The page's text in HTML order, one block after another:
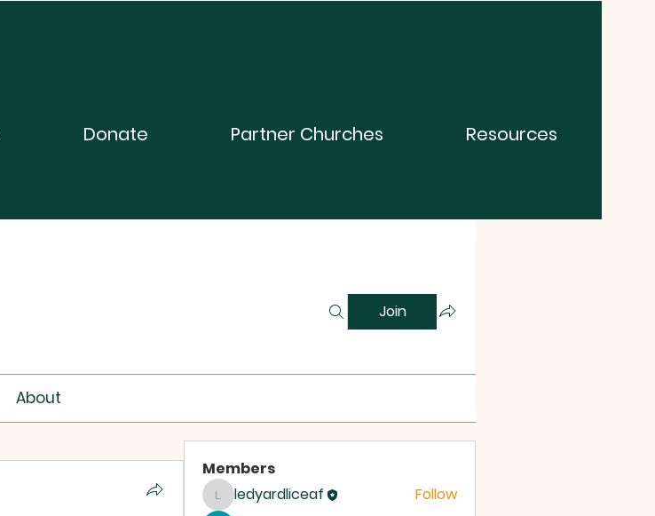
Donate Partner Churches Resources
Join
About
Members
ledyardliceaf
ledyardliceaf Follow